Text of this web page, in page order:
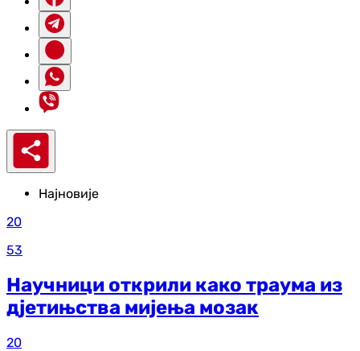
Најновије
20
53
Научници открили како траума из
д‌јетињства мијења мозак
20